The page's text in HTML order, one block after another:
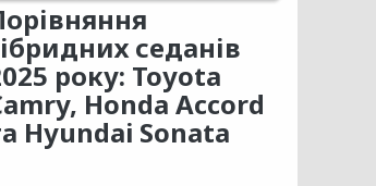
седанів
року: Toyota
Honda Accord
Hyundai Sonata